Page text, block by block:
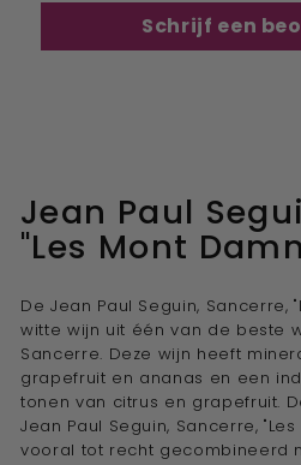
Schrijf een
Jean Paul
"Les Mont
De Jean Paul Seguin, Sancerre,
witte wijn uit één van de beste
Sancerre. Deze wijn heeft
grapefruit en ananas en een
tonen van citrus en grapefruit.
Jean Paul Seguin, Sancerre,
vooral tot recht gecombineerd